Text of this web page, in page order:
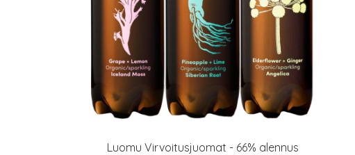
Luomu Virvoitusjuomat - 66% alennus